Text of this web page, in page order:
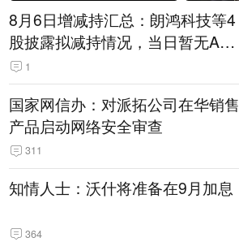
8月6日增减持汇总：朗鸿科技等4
股披露拟减持情况，当日暂无A股
公司披露拟增持情况（表）
1
国家网信办：对派拓公司在华销售
产品启动网络安全审查
311
知情人士：沃什将准备在9月加息
364